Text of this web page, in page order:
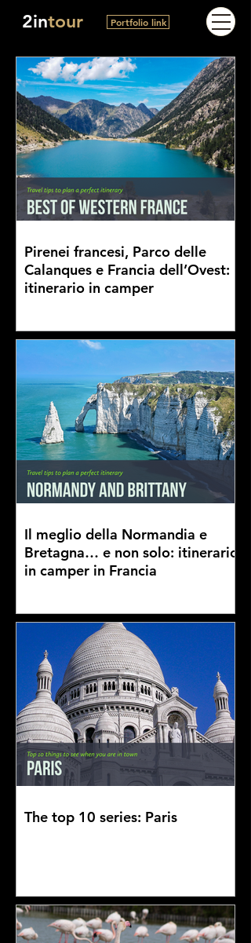
2intour Portfolio link
Pirenei francesi, Parco delle
Calanques e Francia dell’Ovest:
itinerario in camper
Il meglio della Normandia e
Bretagna… e non solo: itinerario
in camper in Francia
The top 10 series: Paris